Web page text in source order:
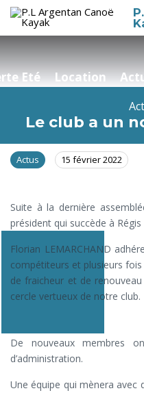
Eté Location
Le club a un
Actus 15 février 2022
Suite à la dernière
président qui succède à Régis
Florian LEMARCHAND
compétiteurs et plusieurs
de fraicheur et de
cercle vertueux de notre club.
De nouveaux membres
d’administration.
Une équipe qui mènera